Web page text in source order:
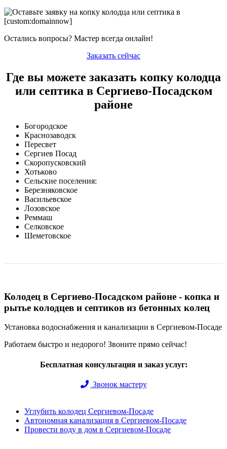
Остались вопросы? Мастер всегда онлайн!
Заказать сейчас
Где вы можете заказать копку колодца
или септика в Сергиево-Посадском
районе
Богородское
Краснозаводск
Пересвет
Сергиев Посад
Скоропусковский
Хотьково
Сельские поселения:
Березняковское
Васильевское
Лозовское
Реммаш
Селковское
Шеметовское
Колодец в Сергиево-Посадском районе - копка и
рытье колодцев и септиков из бетонных колец
Установка водоснабжения и канализации в Сергиевом-Посаде
Работаем быстро и недорого! Звоните прямо сейчас!
Бесплатная консультация и заказ услуг:
Звонок мастеру
Углубить колодец Сергиевом-Посаде
Автономная канализация в Сергиевом-Посаде
Провести воду в дом в Сергиевом-Посаде